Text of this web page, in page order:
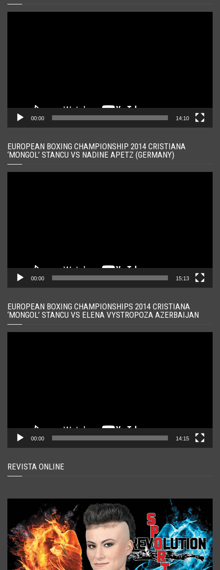
00:00 14:10
EUROPEAN BOXING CHAMPIONSHIP 2014 CRISTIANA
‘MONGOL’ STANCU VS NADINE APETZ (GERMANY)
00:00 15:13
EUROPEAN BOXING CHAMPIONSHIPS 2014 CRISTIANA
‘MONGOL’ STANCU VS ELENA VYSTROPOZA AZERBAIJAN
00:00 14:15
REVISTA ONLINE